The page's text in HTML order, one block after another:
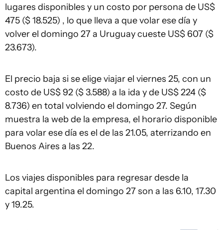
lugares disponibles y un costo por persona de US$
475 ($ 18.525) , lo que lleva a que volar ese día y
volver el domingo 27 a Uruguay cueste US$ 607 ($
23.673).
El precio baja si se elige viajar el viernes 25, con un
costo de US$ 92 ($ 3.588) a la ida y de US$ 224 ($
8.736) en total volviendo el domingo 27. Según
muestra la web de la empresa, el horario disponible
para volar ese día es el de las 21.05, aterrizando en
Buenos Aires a las 22.
Los viajes disponibles para regresar desde la
capital argentina el domingo 27 son a las 6.10, 17.30
y 19.25.